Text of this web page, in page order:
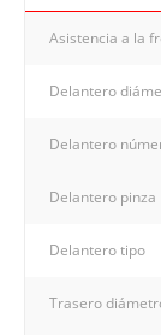
Asistencia a la
Delantero
Delantero
Delantero
Delantero tipo
Trasero